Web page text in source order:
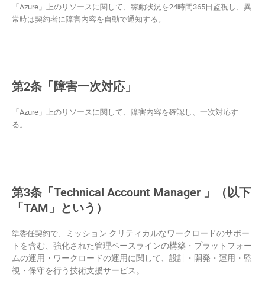
「Azure」上のリソースに関して、稼動状況を24時間365日監視し、異
常時は契約者に障害内容を自動で通知する。
第2条「障害一次対応」
「Azure」上のリソースに関して、障害内容を確認し、一次対応す
る。
第3条「Technical Account Manager 」（以下
「TAM」という）
準委任契約で、
ミッション クリティカルなワークロードのサポー
トを含む、強化された管理ベースラインの構築・プラットフォー
ムの運用・ワークロードの運用に関して、 設計・開発・運用・監
視・保守を行う技術支援サービス。